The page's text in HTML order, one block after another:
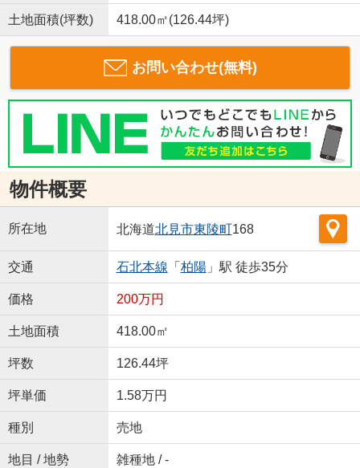
土地面積(坪数) 418.00㎡(126.44坪)
お問い合わせ(無料)
物件概要
所在地 北海道北見市東陵町168
交通 石北本線 「 柏陽」駅 徒歩35分
価格 200万円
土地面積 418.00㎡
坪数 126.44坪
坪単価 1.58万円
種別 売地
地目 / 地勢 雑種地 / -